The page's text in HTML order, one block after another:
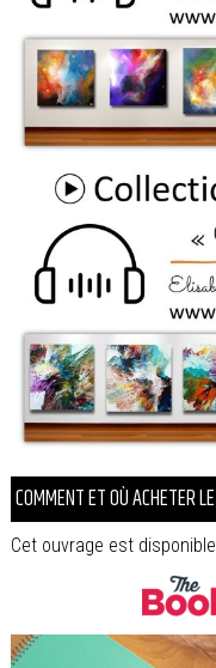
COMMENT ET OÙ ACHETER
Cet ouvrage est